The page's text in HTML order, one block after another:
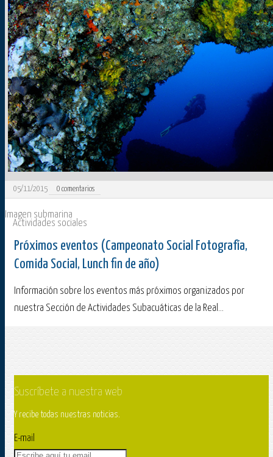
05/11/2015 0 comentarios
Imagen submarina
Actividades sociales
Próximos eventos (Campeonato Social Fotografía,
Comida Social, Lunch fin de año)
Información sobre los eventos más próximos organizados por
nuestra Sección de Actividades Subacuáticas de la Real...
Suscríbete a nuestra web
Y recibe todas nuestras noticias.
E-mail